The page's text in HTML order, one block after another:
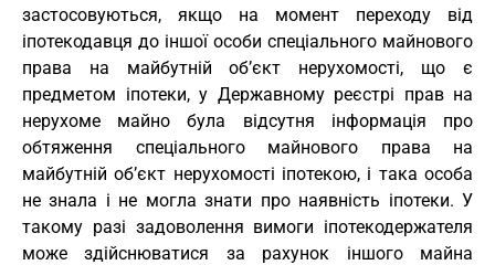
застосовуються, якщо на момент переходу від
іпотекодавця до іншої особи спеціального майнового
права на майбутній об’єкт нерухомості, що є
предметом іпотеки, у Державному реєстрі прав на
нерухоме майно була відсутня інформація про
обтяження спеціального майнового права на
майбутній об’єкт нерухомості іпотекою, і така особа
не знала і не могла знати про наявність іпотеки. У
такому разі задоволення вимоги іпотекодержателя
може здійснюватися за рахунок іншого майна